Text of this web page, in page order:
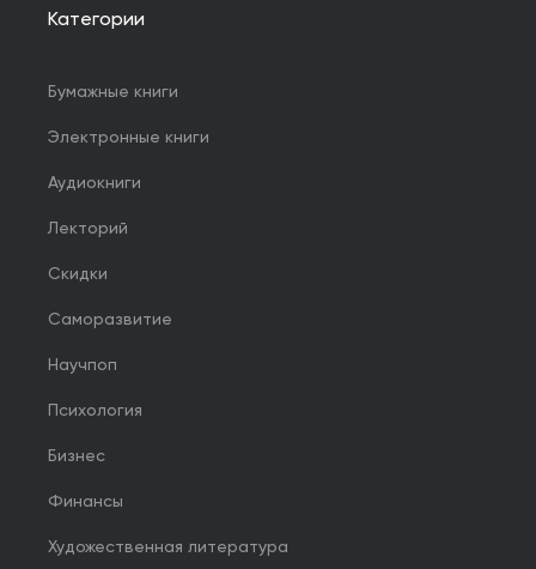
Категории
Бумажные книги
Электронные книги
Аудиокниги
Лекторий
Скидки
Саморазвитие
Научпоп
Психология
Бизнес
Финансы
Художественная литература